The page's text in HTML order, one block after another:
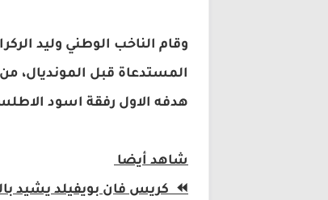
وقام الناخب الوطني وليد
المستدعاة قبل المونديال،
هدفه الاول رفقة اسود
شاهد أيضا
⏪كريس فان بويفيلد يشيد